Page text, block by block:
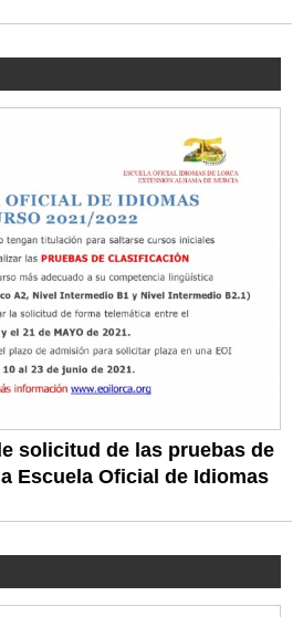
solicitud de las pruebas de
Escuela Oficial de Idiomas